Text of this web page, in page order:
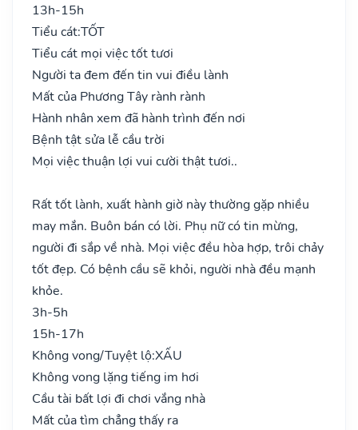
13h-15h
Tiểu cát:TỐT
Tiểu cát mọi việc tốt tươi
Người ta đem đến tin vui điều lành
Mất của Phương Tây rành rành
Hành nhân xem đã hành trình đến nơi
Bệnh tật sửa lễ cầu trời
Mọi việc thuận lợi vui cười thật tươi..
Rất tốt lành, xuất hành giờ này thường gặp nhiều
may mắn. Buôn bán có lời. Phụ nữ có tin mừng,
người đi sắp về nhà. Mọi việc đều hòa hợp, trôi chảy
tốt đẹp. Có bệnh cầu sẽ khỏi, người nhà đều mạnh
khỏe.
3h-5h
15h-17h
Không vong/Tuyệt lộ:XẤU
Không vong lặng tiếng im hơi
Cầu tài bất lợi đi chơi vắng nhà
Mất của tìm chẳng thấy ra